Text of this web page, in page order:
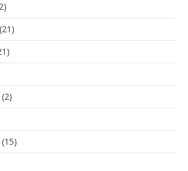
(21)
(2)
(15)